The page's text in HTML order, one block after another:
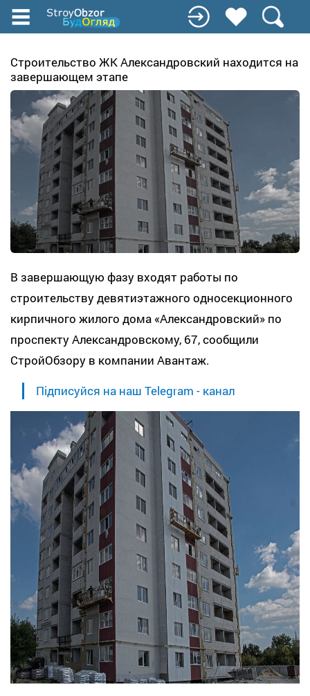
Перейти
содержанию
Строительство ЖК Александровский находится на
завершающем этапе
В завершающую фазу входят работы по
строительству девятиэтажного односекционного
кирпичного жилого дома «Александровский» по
проспекту Александровскому, 67, сообщили
СтройОбзору в компании Авантаж.
Підписуйся на наш Telegram - канал